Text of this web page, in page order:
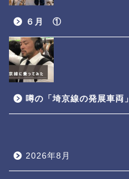
６月 ①
噂の「埼京線の発展車両
2026年8月